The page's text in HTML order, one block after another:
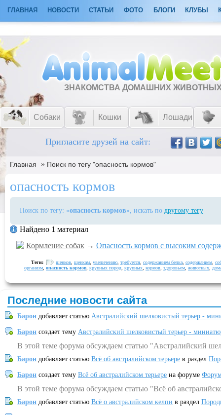
ГЛАВНАЯ НОВОСТИ СТАТЬИ ФОТО БЛОГИ КЛУБЫ
ЗНАКОМСТВА ДОМАШНИХ
Собаки Кошки Лошади
Пригласите друзей на сайт:
Главная » Поиск по тегу "опасность кормов"
опасность кормов
Поиск по тегу: «опасность кормов», искать по другому тегу
Найдено 1 материал
Кормление собак → Опасность кормов с высоким
Теги: щенков щенкам увеличению требуется содержанием белка содержанием
организм опасность кормов крупных пород крупных кормов здоровьем животных
Последние новости сайта
Барон добавляет статью Австралийский шелковистый терьер -
Барон создает тему Австралийский шелковистый терьер -
В этой теме форума обсуждаем статью "Австралийский
Барон добавляет статью Всё об австралийском терьере в раздел
Барон создает тему Всё об австралийском терьере на форуме
В этой теме форума обсуждаем статью "Всё об
Барон добавляет статью Всё о австралийском келпи в раздел